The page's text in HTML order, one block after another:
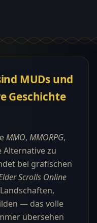
MUDs und
Geschichte
MMO, MMORPG,
zu
bei grafischen
Scrolls Online
— das volle
übersehen